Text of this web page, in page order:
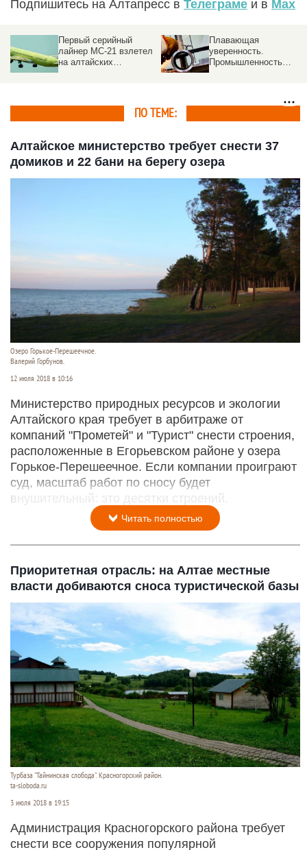
Подпишитесь на Алтапресс в Телеграме и в Max
Первый серийный
лайнер МС-21 взлетел
на алтайских
Плавающая
уверенность.
Промышленность
ПО ТЕМЕ:
Алтайское министерство требует снести 37
домиков и 22 бани на берегу озера
Озеро Горькое-Перешеечное.
Валерий Горбунов.
12 июля 2018 в 10:16
Министерство природных ресурсов и экологии
Алтайского края требует в арбитраже от
компаний "Прометей" и "Турист" снести строения,
расположенные в Егорьевском районе у озера
Горькое-Перешеечное. Если компании проиграют
суд, масштаб работ по сносу будет
внушительный: это десятки строений.
Читать полностью
Приоритетная отрасль: на Алтае местные
власти добиваются сноса туристической базы
Турбаза "Тайнинская слобода". Красногорский район.
ta-sloboda.ru
3 июля 2018 в 19:15
Администрация Красногорского района требует
снести все сооружения популярной